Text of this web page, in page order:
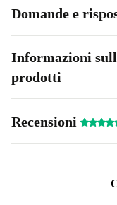
Domande e
Informazioni
prodotti
Recensioni